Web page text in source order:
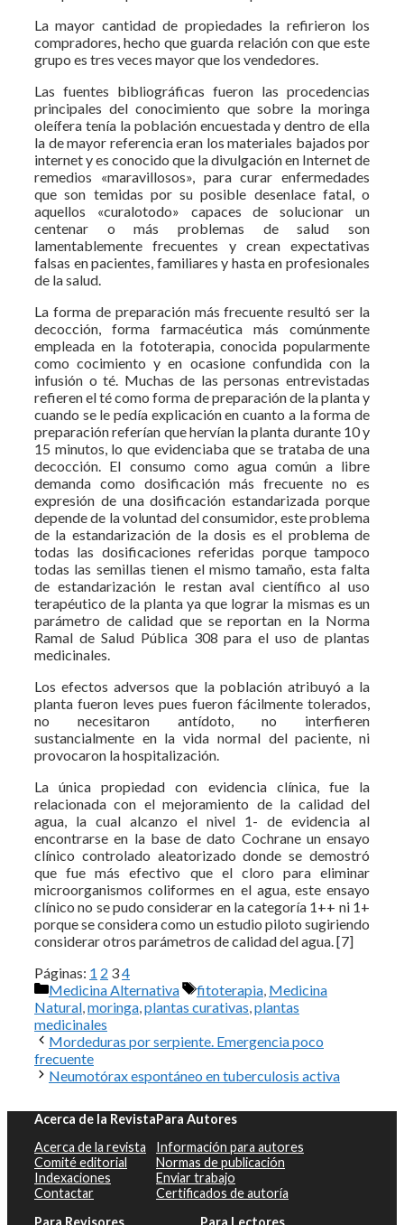
La mayor cantidad de propiedades la refirieron los
compradores, hecho que guarda relación con que este
grupo es tres veces mayor que los vendedores.
Las fuentes bibliográficas fueron las procedencias
principales del conocimiento que sobre la moringa
oleífera tenía la población encuestada y dentro de ella
la de mayor referencia eran los materiales bajados por
internet y es conocido que la divulgación en Internet de
remedios «maravillosos», para curar enfermedades
que son temidas por su posible desenlace fatal, o
aquellos «curalotodo» capaces de solucionar un
centenar o más problemas de salud son
lamentablemente frecuentes y crean expectativas
falsas en pacientes, familiares y hasta en profesionales
de la salud.
La forma de preparación más frecuente resultó ser la
decocción, forma farmacéutica más comúnmente
empleada en la fototerapia, conocida popularmente
como cocimiento y en ocasione confundida con la
infusión o té. Muchas de las personas entrevistadas
refieren el té como forma de preparación de la planta y
cuando se le pedía explicación en cuanto a la forma de
preparación referían que hervían la planta durante 10 y
15 minutos, lo que evidenciaba que se trataba de una
decocción. El consumo como agua común a libre
demanda como dosificación más frecuente no es
expresión de una dosificación estandarizada porque
depende de la voluntad del consumidor, este problema
de la estandarización de la dosis es el problema de
todas las dosificaciones referidas porque tampoco
todas las semillas tienen el mismo tamaño, esta falta
de estandarización le restan aval científico al uso
terapéutico de la planta ya que lograr la mismas es un
parámetro de calidad que se reportan en la Norma
Ramal de Salud Pública 308 para el uso de plantas
medicinales.
Los efectos adversos que la población atribuyó a la
planta fueron leves pues fueron fácilmente tolerados,
no necesitaron antídoto, no interfieren
sustancialmente en la vida normal del paciente, ni
provocaron la hospitalización.
La única propiedad con evidencia clínica, fue la
relacionada con el mejoramiento de la calidad del
agua, la cual alcanzo el nivel 1- de evidencia al
encontrarse en la base de dato Cochrane un ensayo
clínico controlado aleatorizado donde se demostró
que fue más efectivo que el cloro para eliminar
microorganismos coliformes en el agua, este ensayo
clínico no se pudo considerar en la categoría 1++ ni 1+
porque se considera como un estudio piloto sugiriendo
considerar otros parámetros de calidad del agua. [7]
Páginas: 1 2 34
Categorías
Medicina Alternativa Etiquetas
fitoterapia Medicina
Natural moringa plantas curativas plantas
medicinales
Mordeduras por serpiente. Emergencia poco
frecuente
Neumotórax espontáneo en tuberculosis activa
Acerca de la Revista
Acerca de la revista
Comité editorial
Indexaciones
Contactar
Para Autores
Información para autores
Normas de publicación
Enviar trabajo
Certificados de autoría
Para Revisores
Para Lectores